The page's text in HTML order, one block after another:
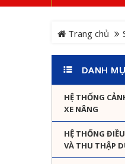
Trang chủ
DANH
HỆ THỐNG
XE NÂNG
HỆ THỐNG
VÀ THU THẬP